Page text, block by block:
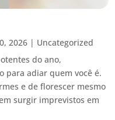
2026 | Uncategorized
do ano,
para adiar quem você é.
e de florescer mesmo
surgir imprevistos em